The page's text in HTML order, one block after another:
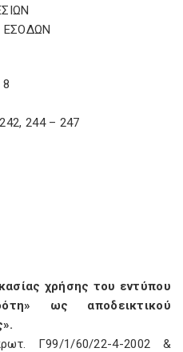
ΕΣΟΔΩΝ
244 – 247
χρήσης του εντύπου
ως αποδεικτικού
Γ99/1/60/22-4-2002 &